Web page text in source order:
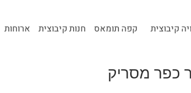
קיבוצית קפה תומאס חנות קיבוצית ארוחות
כפר מסריק